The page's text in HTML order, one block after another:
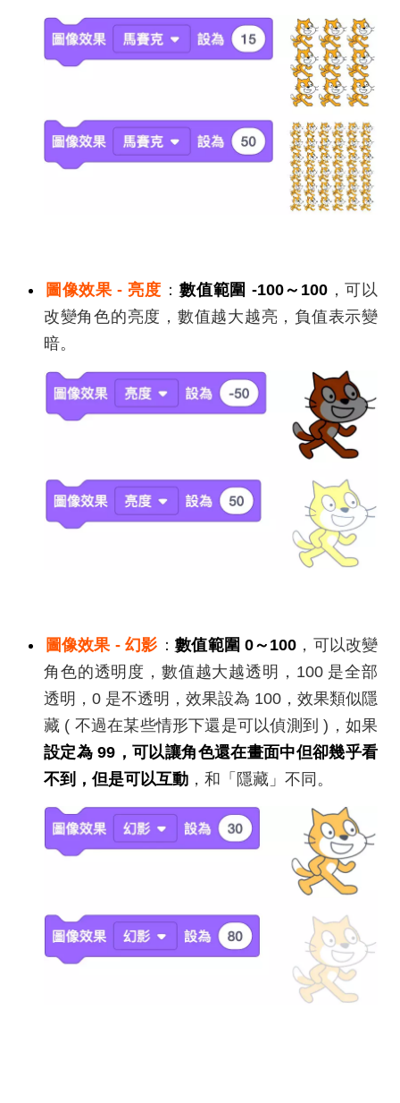
圖像效果 - 亮度 ：數值範圍 -100～100，可以
改變角色的亮度，數值越大越亮，負值表示變
暗。
圖像效果 - 幻影 ：數值範圍 0～100 ，可以改變
角色的透明度，數值越大越透明，100 是全部
透明，0 是不透明，效果設為 100，效果類似隱
藏 ( 不過在某些情形下還是可以偵測到 )，如果
設定為 99，可以讓角色還在畫面中但卻幾乎看
不到，但是可以互動 ，和「隱藏」不同。